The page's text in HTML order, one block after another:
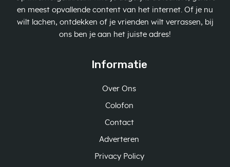
en meest opvallende content van het internet. Of je nu
wilt lachen, ontdekken of je vrienden wilt verrassen, bij
ons ben je aan het juiste adres!
Informatie
Over Ons
Colofon
Contact
Adverteren
Privacy Policy